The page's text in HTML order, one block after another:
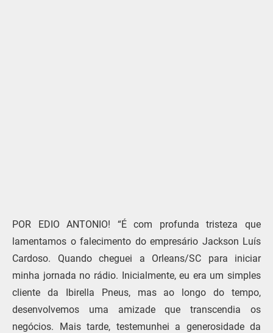
POR EDIO ANTONIO! “É com profunda tristeza que
lamentamos o falecimento do empresário Jackson Luís
Cardoso. Quando cheguei a Orleans/SC para iniciar
minha jornada no rádio. Inicialmente, eu era um simples
cliente da Ibirella Pneus, mas ao longo do tempo,
desenvolvemos uma amizade que transcendia os
negócios. Mais tarde, testemunhei a generosidade da